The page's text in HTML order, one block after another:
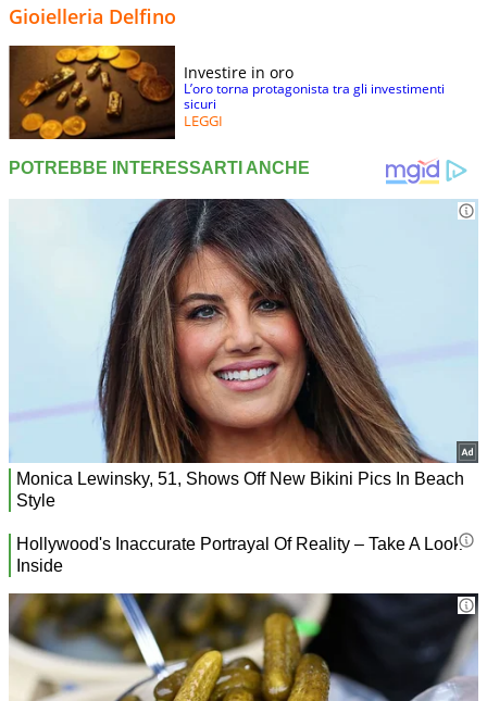
Gioielleria Delfino
Investire in oro
L’oro torna protagonista tra gli investimenti
sicuri
LEGGI